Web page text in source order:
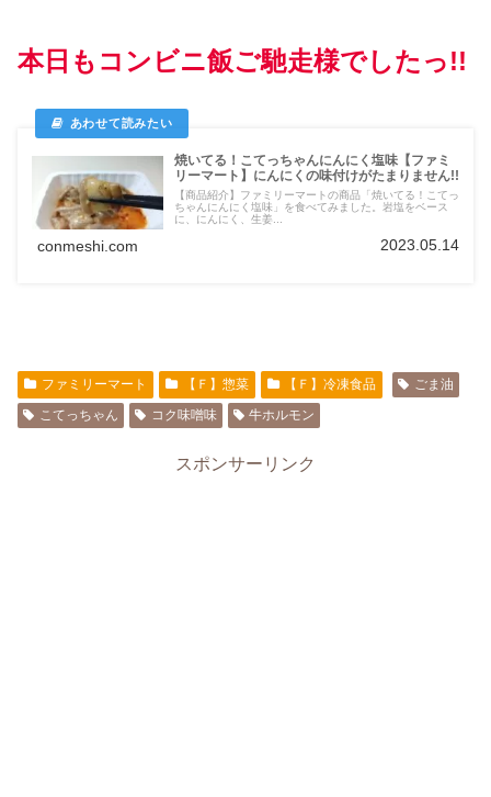
本日もコンビニ飯ご馳走様でしたっ!!
焼いてる！こてっちゃんにんにく塩味【ファミ
リーマート】にんにくの味付けがたまりません!!
【商品紹介】ファミリーマートの商品「焼いてる！こてっ
ちゃんにんにく塩味」を食べてみました。岩塩をベース
に、にんにく、生姜...
conmeshi.com 2023.05.14
ファミリーマート 【Ｆ】惣菜 【Ｆ】冷凍食品
ごま油
こてっちゃん
コク味噌味 牛ホルモン
スポンサーリンク